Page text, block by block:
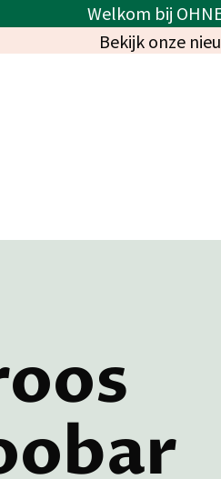
Welkom bij
Bekijk onze